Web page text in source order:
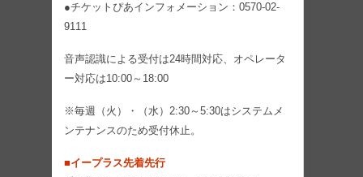
●チケットぴあインフォメーション：0570-02-
9111
音声認識による受付は24時間対応、オペレータ
ー対応は10:00～18:00
※毎週（火）・（水）2:30～5:30はシステムメ
ンテナンスのため受付休止。
■イープラス先着先行